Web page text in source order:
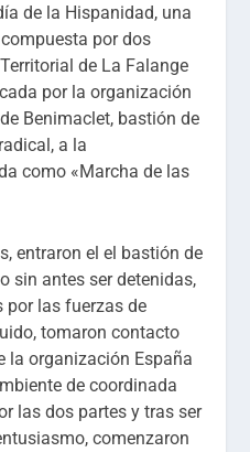
de la Hispanidad, una
por dos
de La Falange
por la organización
Benimaclet, bastión de
a la
como «Marcha de las
entraron el el bastión de
sin antes ser detenidas,
por las fuerzas de
tomaron contacto
la organización España
de coordinada
las dos partes y tras ser
comenzaron